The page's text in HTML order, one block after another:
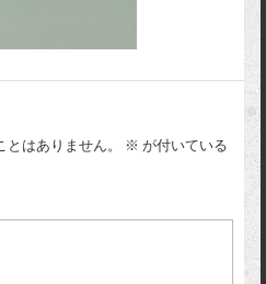
はありません。 ※ が付いている